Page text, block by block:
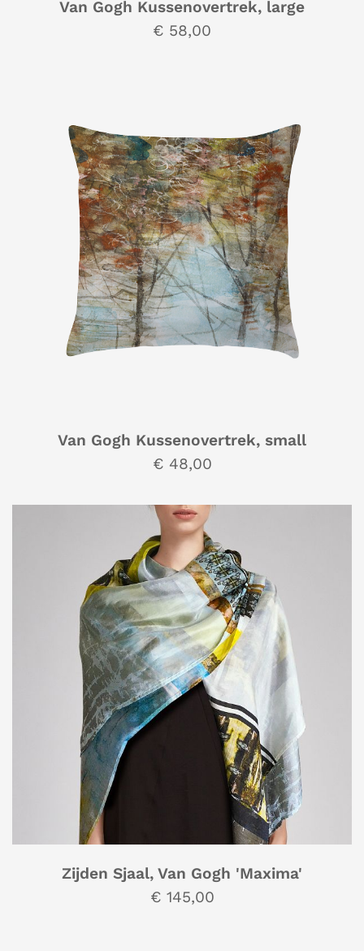
Van Gogh Kussenovertrek, large
€ 58,00
Van Gogh Kussenovertrek, small
€ 48,00
Zijden Sjaal, Van Gogh 'Maxima'
€ 145,00